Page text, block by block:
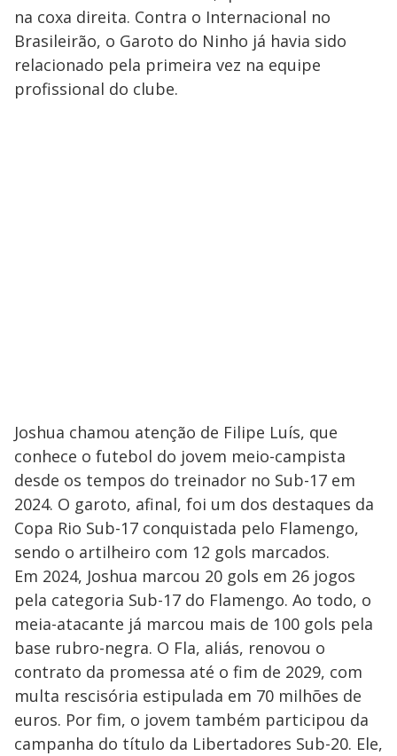
na coxa direita. Contra o Internacional no
Brasileirão, o Garoto do Ninho já havia sido
relacionado pela primeira vez na equipe
profissional do clube.
Joshua chamou atenção de Filipe Luís, que
conhece o futebol do jovem meio-campista
desde os tempos do treinador no Sub-17 em
2024. O garoto, afinal, foi um dos destaques da
Copa Rio Sub-17 conquistada pelo Flamengo,
sendo o artilheiro com 12 gols marcados.
Em 2024, Joshua marcou 20 gols em 26 jogos
pela categoria Sub-17 do Flamengo. Ao todo, o
meia-atacante já marcou mais de 100 gols pela
base rubro-negra. O Fla, aliás, renovou o
contrato da promessa até o fim de 2029, com
multa rescisória estipulada em 70 milhões de
euros. Por fim, o jovem também participou da
campanha do título da Libertadores Sub-20. Ele,